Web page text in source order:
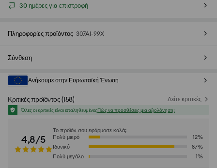
30 ημέρες για επιστροφή
Πληροφορίες προϊόντος 307AI-99X
Σύνθεση
Ανήκουμε στην Ευρωπαϊκή Ένωση
Κριτικές προϊόντος(158) Δείτε κριτικές
Όλες οι κριτικές είναι επαληθευμένεςΠώς να προσθέσεις μια αξιολόγηση;
4,8/5
Το προϊόν σου εφάρμοσε καλά;
Πολύ μικρό
12%
Ιδανικό
87%
Πολύ μεγάλο
1%